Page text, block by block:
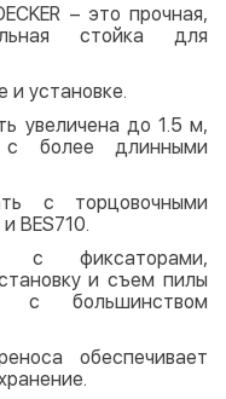
– это прочная,
стойка для
и установке.
увеличена до 1.5 м,
с более длинными
с торцовочными
BES710.
с фиксаторами,
и съем пилы
с большинством
обеспечивает